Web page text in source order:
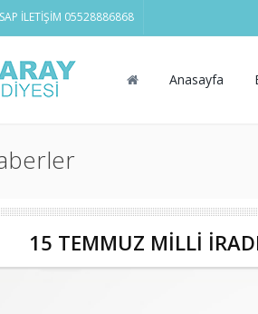
İLETİŞİM 05528886868
Anasayfa
15 TEMMUZ MİLLİ